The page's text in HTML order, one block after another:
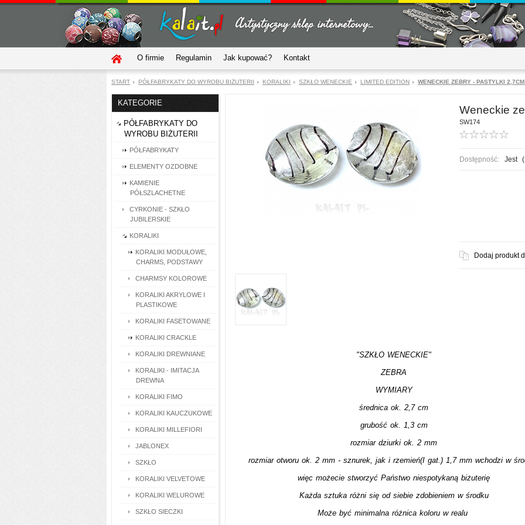
O firmie Regulamin Jak kupować? Kontakt
START PÓŁFABRYKATY DO WYROBU BIŻUTERII KORALIKI SZKŁO WENECKIE LIMITED EDITION WENECKIE ZEBRY - PASTYLKI
KATEGORIE
PÓŁFABRYKATY DO
WYROBU BIŻUTERII
PÓŁFABRYKATY
ELEMENTY OZDOBNE
KAMIENIE
PÓŁSZLACHETNE
CYRKONIE - SZKŁO
JUBILERSKIE
KORALIKI
KORALIKI MODUŁOWE,
CHARMS, PODSTAWY
CHARMSY KOLOROWE
KORALIKI AKRYLOWE I
PLASTIKOWE
KORALIKI FASETOWANE
KORALIKI CRACKLE
KORALIKI DREWNIANE
KORALIKI - IMITACJA
DREWNA
KORALIKI FIMO
KORALIKI KAUCZUKOWE
KORALIKI MILLEFIORI
JABLONEX
SZKŁO
KORALIKI VELVETOWE
KORALIKI WELUROWE
SZKŁO SIECZKI
Weneckie
SW174
Dostępność: Jest (
Dodaj produkt
"SZKŁO WENECKIE"
ZEBRA
WYMIARY
średnica ok. 2,7 cm
grubość ok. 1,3 cm
rozmiar dziurki ok. 2 mm
rozmiar otworu ok. 2 mm - sznurek, jak i rzemień(I gat.) 1,7 mm wchodzi w
więc możecie stworzyć Państwo niespotykaną biżuterię
Każda sztuka różni się od siebie zdobieniem w środku
Może być minimalna różnica koloru w realu